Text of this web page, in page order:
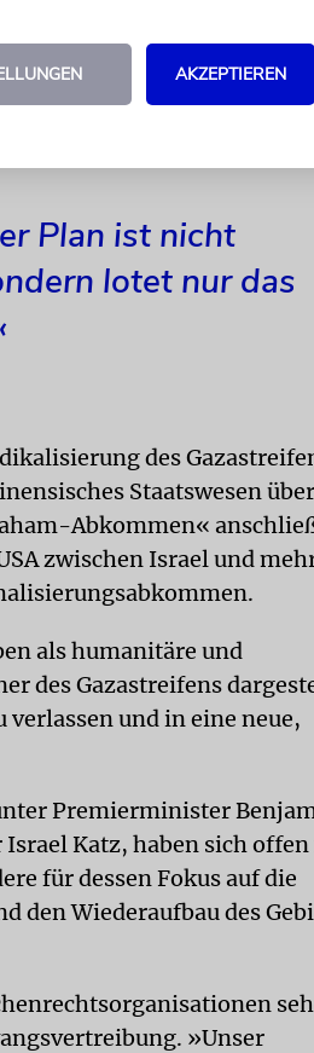
verwaltet
erfolgen.
definiert, jedoch soll der
Plan ist nicht
lotet nur das
des
Staatswesen
Abkommen«
zwischen Israel und
als humanitäre und
des Gazastreifens
und in eine neue,
Premierminister
Katz, haben sich
für dessen Fokus auf die
den Wiederaufbau des
»Unser
AKZEPTIEREN